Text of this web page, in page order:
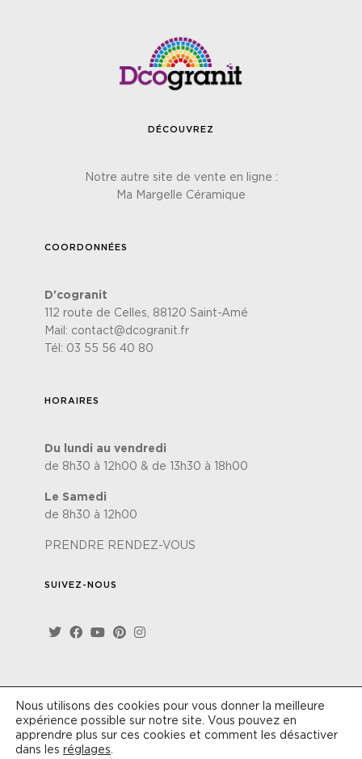
DÉCOUVREZ
Notre autre site de vente en ligne :
Ma Margelle Céramique
COORDONNÉES
D'cogranit
112 route de Celles, 88120 Saint-Amé
Mail: contact@dcogranit.fr
Tél: 03 55 56 40 80
HORAIRES
Du lundi au vendredi
de 8h30 à 12h00 & de 13h30 à 18h00
Le Samedi
de 8h30 à 12h00
PRENDRE RENDEZ-VOUS
SUIVEZ-NOUS
Site réalisé par Lézards'Création
confidentialité-Conditions générales de vente
Nous utilisons des cookies pour vous donner la meilleure
expérience possible sur notre site. Vous pouvez en
apprendre plus sur ces cookies et comment les désactiver
dans les réglages.